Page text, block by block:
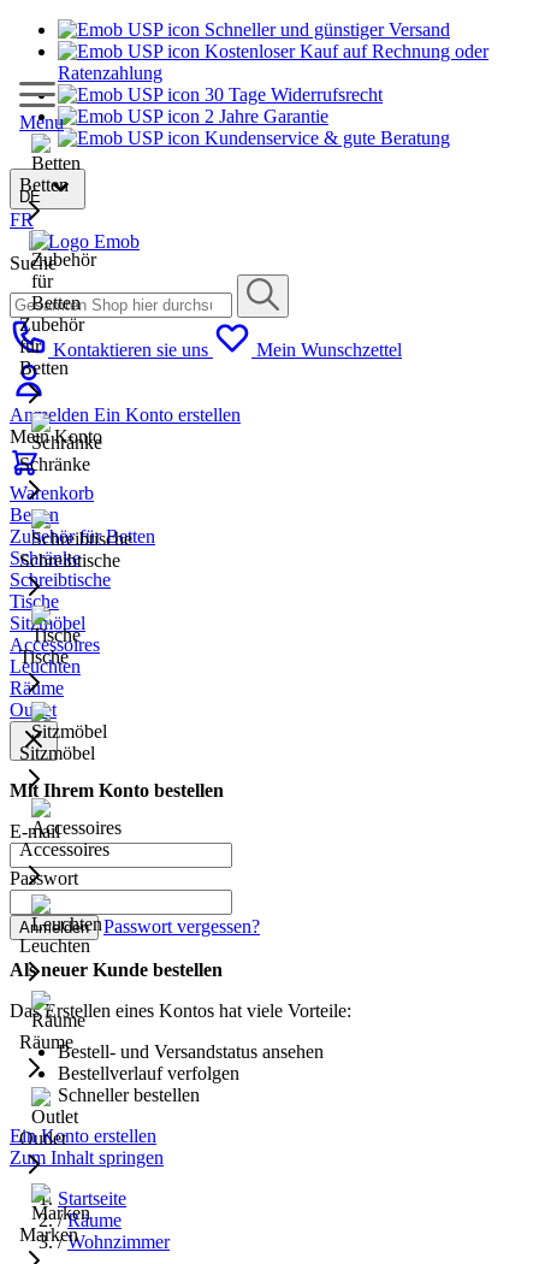
Schneller und günstiger Versand
Kostenloser Kauf auf Rechnung oder
Ratenzahlung
30 Tage Widerrufsrecht
2 Jahre Garantie
Kundenservice & gute Beratung
DE
FR
Suche
Kontaktieren sie uns Mein Wunschzettel
Anmelden Ein Konto erstellen
Mein Konto
Warenkorb
Menu
Betten
Zubehör
für
Betten
Schränke
Schreibtische
Tische
Sitzmöbel
Accessoires
Leuchten
Räume
Outlet
Marken
Betten
Zubehör für Betten
Schränke
Schreibtische
Tische
Sitzmöbel
Accessoires
Leuchten
Räume
Outlet
Mit Ihrem Konto bestellen
E-mail
Passwort
Anmelden Passwort vergessen?
Als neuer Kunde bestellen
Das Erstellen eines Kontos hat viele Vorteile:
Bestell- und Versandstatus ansehen
Bestellverlauf verfolgen
Schneller bestellen
Ein Konto erstellen
Zum Inhalt springen
Startseite
/ Räume
/ Wohnzimmer